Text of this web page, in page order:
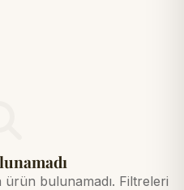
bulunamadı. Filtreleri